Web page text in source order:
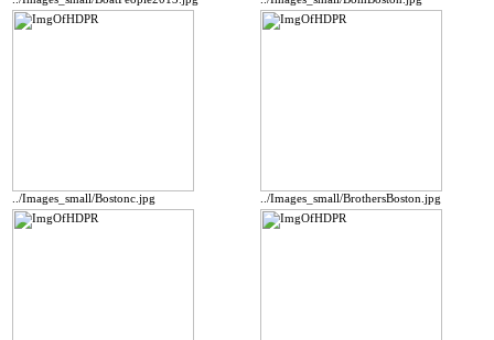
../Images_small/Bostonc.jpg ../Images_small/BrothersBoston.jpg